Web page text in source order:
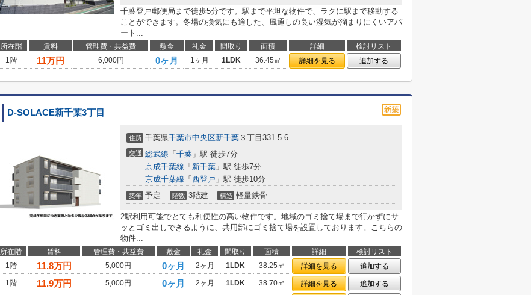
千葉登戸郵便局まで徒歩5分です。駅まで平坦な物件で、ラクに駅まで移動する
ことができます。冬場の換気にも適した、風通しの良い湿気が溜まりにくいアパ
ート...
所在階 賃料 管理費・共益費 敷金 礼金 間取り 面積 詳細
検討リスト
1階
11万円 6,000円 0ヶ月 1ヶ月 1LDK 36.45㎡ 詳細を見る 追加する
D-SOLACE新千葉3丁目
住所 千葉県千葉市中央区新千葉 ３丁目331-5.6
交通 総武線 「 千葉 」駅 徒歩7分
京成千葉線 「 新千葉 」駅 徒歩7分
京成千葉線 「 西登戸 」駅 徒歩10分
築年 予定 階数 3階建 構造 軽量鉄骨
2駅利用可能でとても利便性の高い物件です。地域のゴミ捨て場まで行かずにサ
ッとゴミ出しできるように、共用部にゴミ捨て場を設置しております。こちらの
物件...
所在階 賃料 管理費・共益費 敷金 礼金 間取り 面積 詳細
検討リスト
1階
11.8万円 5,000円 0ヶ月 2ヶ月 1LDK 38.25㎡ 詳細を見る
追加する
1階
11.9万円 5,000円 0ヶ月 2ヶ月 1LDK 38.70㎡ 詳細を見る
追加する